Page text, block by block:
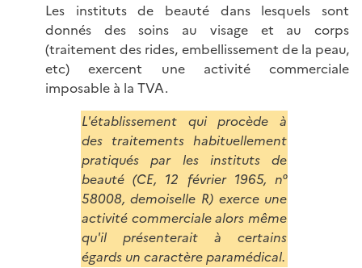
Les instituts de beauté dans lesquels sont
donnés des soins au visage et au corps
(traitement des rides, embellissement de la peau,
etc) exercent une activité commerciale
imposable à la TVA.
L'établissement qui procède à
des traitements habituellement
pratiqués par les instituts de
beauté (CE, 12 février 1965, n°
58008, demoiselle R) exerce une
activité commerciale alors même
qu'il présenterait à certains
égards un caractère paramédical.